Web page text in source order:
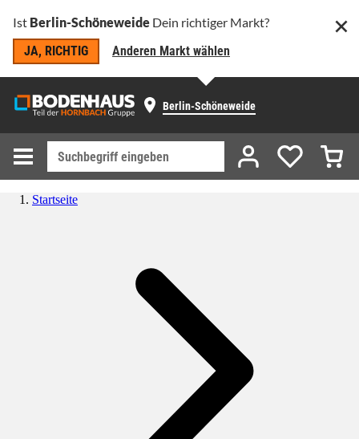
Ist Berlin-Schöneweide Dein richtiger Markt?
JA, RICHTIG
Anderen Markt wählen
Berlin-Schöneweide
Startseite